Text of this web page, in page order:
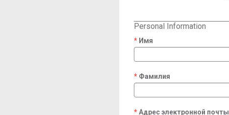
Personal Information
Имя
required
Фамилия
required
Адрес электронной почты